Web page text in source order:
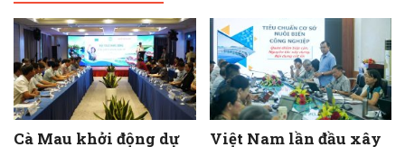
Cà Mau khởi động dự
Việt Nam lần đầu xây